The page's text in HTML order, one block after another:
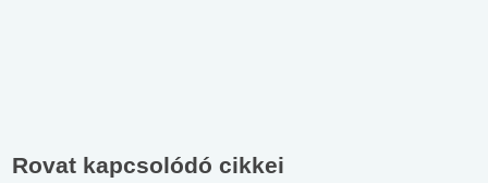
Rovat kapcsolódó cikkei